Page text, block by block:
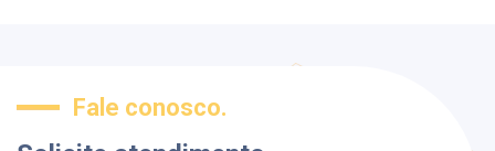
Fale conosco.